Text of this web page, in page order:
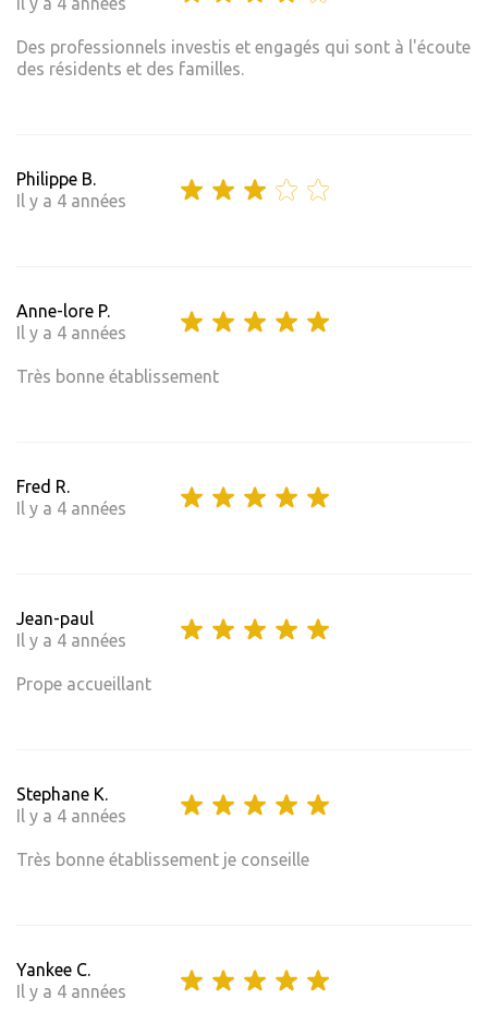
Des professionnels investis et engagés qui sont à l'écoute
des résidents et des familles.
Philippe B.
Il y a 4 années
Anne-lore P.
Il y a 4 années
Très bonne établissement
Fred R.
Il y a 4 années
Jean-paul
Il y a 4 années
Prope accueillant
Stephane K.
Il y a 4 années
Très bonne établissement je conseille
Yankee C.
Il y a 4 années